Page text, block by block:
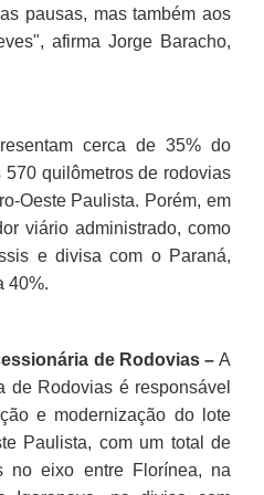
pausas, mas também aos
afirma Jorge Baracho,
cerca de 35% do
quilômetros de rodovias
Oeste Paulista. Porém, em
viário administrado, como
e divisa com o Paraná,
40%.
de Rodovias –A
de Rodovias é responsável
e modernização do lote
Paulista, com um total de
no eixo entre Florínea, na